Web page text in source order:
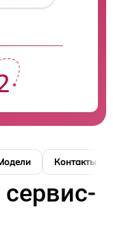
Контакты